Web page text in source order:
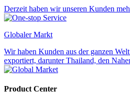
Derzeit haben wir unseren Kunden
Globaler Markt
Wir haben Kunden aus der ganzen
exportiert, darunter Thailand, den
Product Center